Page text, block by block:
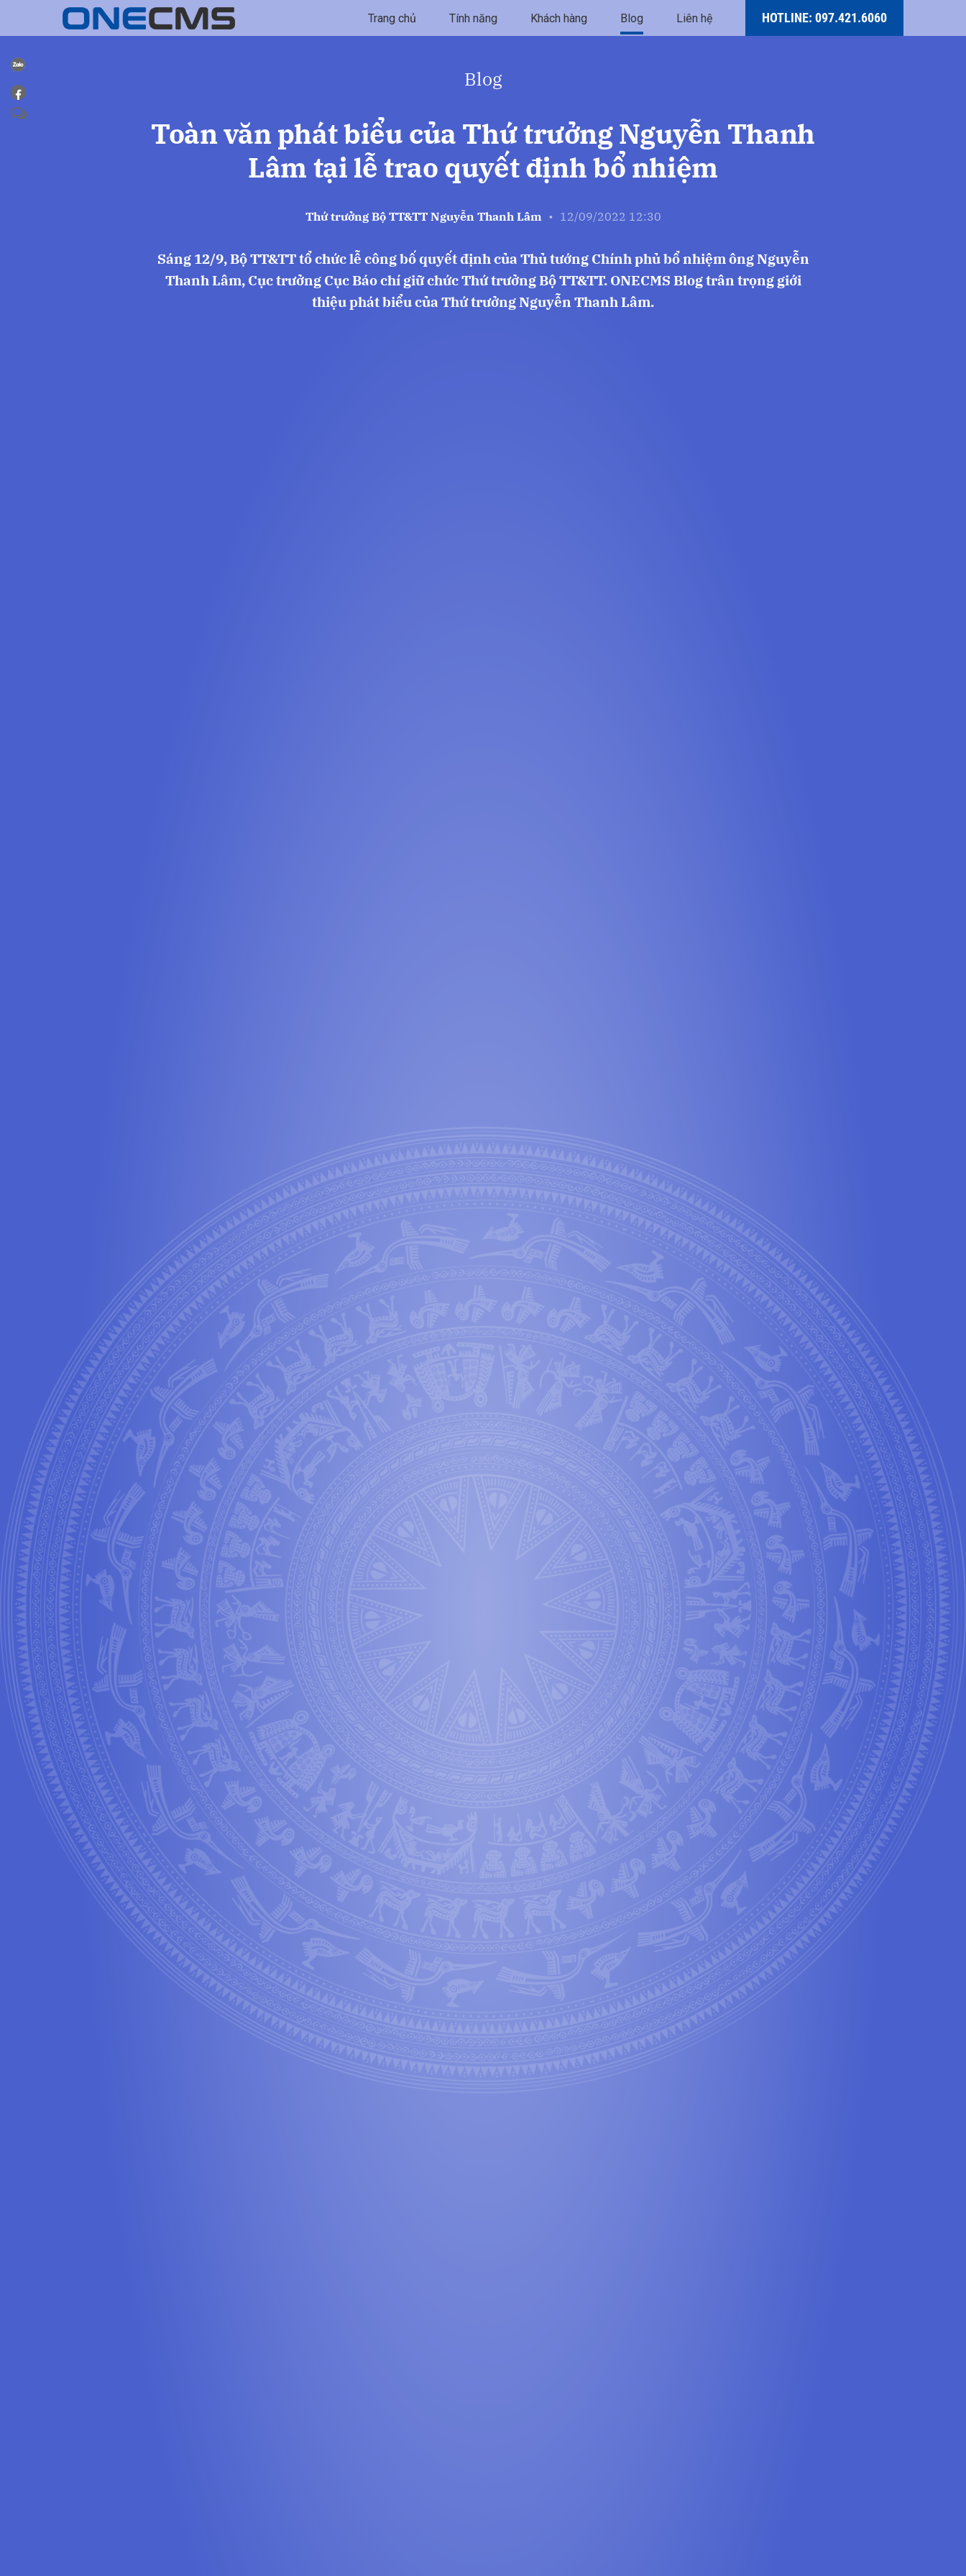
Trang chủ Tính năng Khách hàng Blog Liên hệ HOTLINE: 097.421.6060
Blog
Toàn văn phát biểu của Thứ trưởng Nguyễn Thanh
Lâm tại lễ trao quyết định bổ nhiệm
Thứ trưởng Bộ TT&TT Nguyễn Thanh Lâm • 12/09/2022 12:30
Sáng 12/9, Bộ TT&TT tổ chức lễ công bố quyết định của Thủ tướng Chính phủ bổ nhiệm ông Nguyễn
Thanh Lâm, Cục trưởng Cục Báo chí giữ chức Thứ trưởng Bộ TT&TT. ONECMS Blog trân trọng giới
thiệu phát biểu của Thứ trưởng Nguyễn Thanh Lâm.